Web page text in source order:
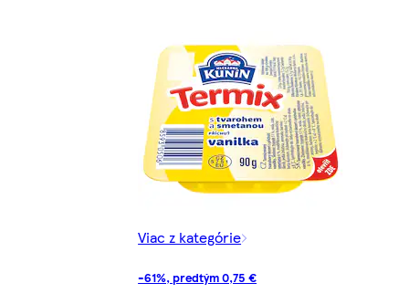
Viac z kategórie
-61%, predtým 0,75 €